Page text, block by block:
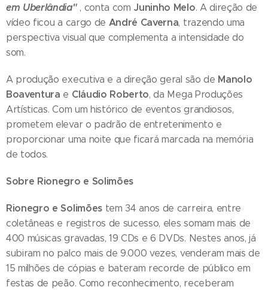
em Uberlândia" , conta com Juninho Melo. A direção de
vídeo ficou a cargo de André Caverna, trazendo uma
perspectiva visual que complementa a intensidade do
som.
A produção executiva e a direção geral são de Manolo
Boaventura e Cláudio Roberto, da Mega Produções
Artísticas. Com um histórico de eventos grandiosos,
prometem elevar o padrão de entretenimento e
proporcionar uma noite que ficará marcada na memória
de todos.
Sobre Rionegro e Solimões
Rionegro e Solimõestem 34 anos de carreira, entre
coletâneas e registros de sucesso, eles somam mais de
400 músicas gravadas, 19 CDs e 6 DVDs. Nestes anos, já
subiram no palco mais de 9.000 vezes, venderam mais de
15 milhões de cópias e bateram recorde de público em
festas de peão. Como reconhecimento, receberam